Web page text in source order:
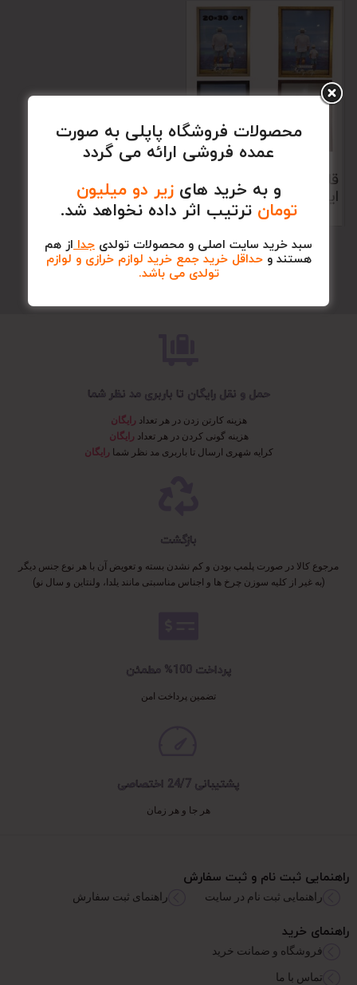
قاب عکس رنگی 30 * 20
ایرانی
223,000
حمل و نقل رایگان تا باربری مد نظر شما
هزینه کارتن زدن در هر تعداد رایگان
هزینه گونی کردن در هر تعداد رایگان
کرایه شهری ارسال تا باربری مد نظر شما رایگان
بازگشت
مرجوع کالا در صورت پلمپ بودن و کم نشدن بسته و تعویض آن با هر نوع جنس دیگر
(به غیر از کلیه سوزن چرخ ها و اجناس مناسبتی مانند یلدا، ولنتاین و سال نو)
پرداخت 100% مطمئن
تضمین پرداخت امن
پشتیبانی 24/7 اختصاصی
هر جا و هر زمان
راهنمایی ثبت نام و ثبت سفارش
راهنمایی ثبت نام در سایت راهنمای ثبت سفارش
راهنمای خرید
فروشگاه و ضمانت خرید
تماس با ما
محصولات فروشگاه پاپلی به صورت
عمده فروشی ارائه می گردد
و به خرید هایزیر دو میلیون
تومان ترتیب اثر داده نخواهد شد.
سبد خرید سایت اصلی و محصولات تولدی جدا از هم
هستند وحداقل خرید جمع خرید لوازم خرازی و لوازم
تولدی می باشد.